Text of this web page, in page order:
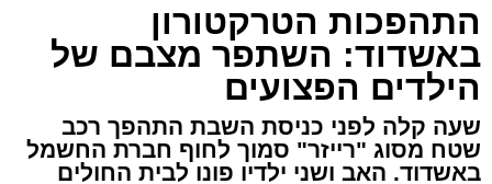
פעילות יזומה של בלשי תחנת משטרת אשדוד
חשפה קזינו מחתרתי שפעל באחד המבנים בעיר.
הפשיטה התבצעה בעקבות מידע מודיעיני שהצביע
על פעילות בלתי חוקית המתקיימת במקום.
התהפכות הטרקטורון
באשדוד: השתפר מצבם של
הילדים הפצועים
שעה קלה לפני כניסת השבת התהפך רכב
שטח מסוג "רייזר" סמוך לחוף חברת החשמל
באשדוד. האב ושני ילדיו פונו לבית החולים